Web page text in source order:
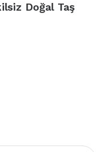
Doğal Taş